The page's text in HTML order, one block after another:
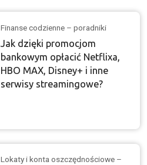
Finanse codzienne – poradniki
Jak dzięki promocjom
bankowym opłacić Netflixa,
HBO MAX, Disney+ i inne
serwisy streamingowe?
Lokaty i konta oszczędnościowe –